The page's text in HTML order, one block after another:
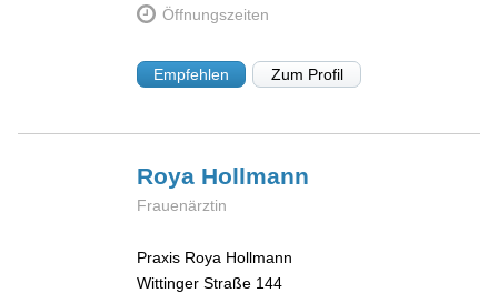
Öffnungszeiten
Empfehlen Zum Profil
Roya Hollmann
Frauenärztin
Praxis Roya Hollmann
Wittinger Straße 144